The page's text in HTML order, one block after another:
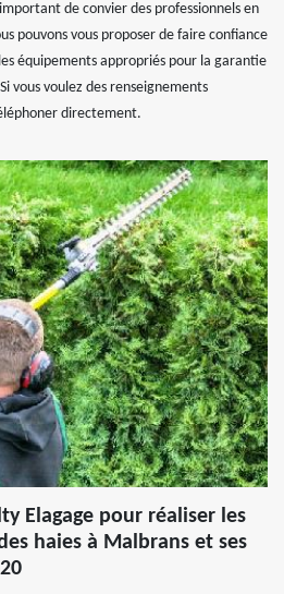
de convier des professionnels en
pouvons vous proposer de faire confiance
équipements appropriés pour la garantie
vous voulez des renseignements
directement.
Elagage pour réaliser les
haies à Malbrans et ses